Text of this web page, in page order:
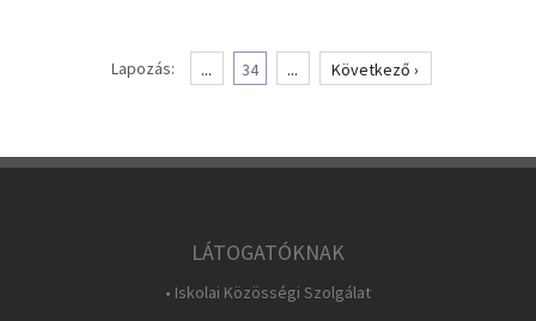
Lapozás: ... 34 ... Következő ›
LÁTOGATÓKNAK
• Iskolai Közösségi Szolgálat